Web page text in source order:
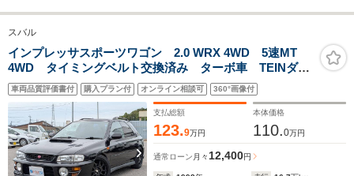
スバル
インプレッサスポーツワゴン 2.0 WRX 4WD 5速MT
4WD タイミングベルト交換済み ターボ車 TEINダウ
ンサス MOMOステアリング ルーフレール レアマイ
スター18インチアルミ ETC LEDヘッドライト キー
レスエントリー
車両品質評価書付 購入プラン付 オンライン相談可 360°画像付
支払総額
123.9万円
本体価格
110.0万円
通常ローン 月々 12,400円